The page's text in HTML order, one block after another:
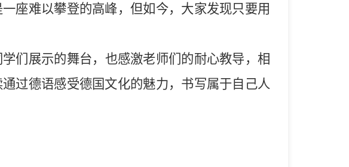
座难以攀登的高峰，但如今，大家发现只要用
们展示的舞台，也感激老师们的耐心教导，相
过德语感受德国文化的魅力，书写属于自己人